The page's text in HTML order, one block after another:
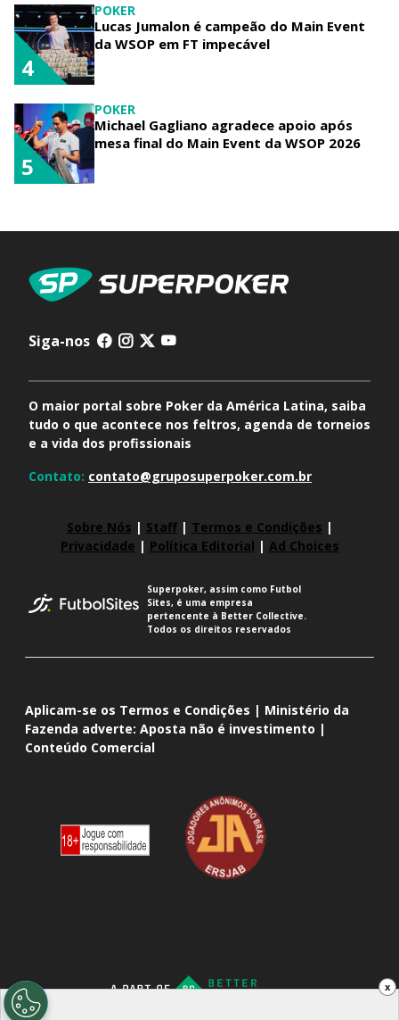
POKER
Lucas Jumalon é campeão do Main Event
da WSOP em FT impecável
4
POKER
Michael Gagliano agradece apoio após
mesa final do Main Event da WSOP 2026
5
x
Siga-nos
O maior portal sobre Poker da América Latina, saiba
tudo o que acontece nos feltros, agenda de torneios
e a vida dos profissionais
Contato: contato@gruposuperpoker.com.br
Sobre Nós | Staff| Termos e Condições |
Privacidade | Política Editorial | Ad Choices
Superpoker, assim como Futbol
Sites, é uma empresa
pertencente à Better Collective.
Todos os direitos reservados
Aplicam-se os Termos e Condições | Ministério da
Fazenda adverte: Aposta não é investimento |
Conteúdo Comercial